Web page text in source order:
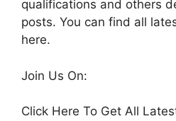
qualifications and others
posts. You can find all
here.
Join Us On:
Click Here To Get All